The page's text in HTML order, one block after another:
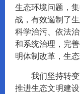
生态环境问题，
战，有效遏制了
科学治污、依法
和系统治理，完
明体制改革，生
我们坚持转
推进生态文明建